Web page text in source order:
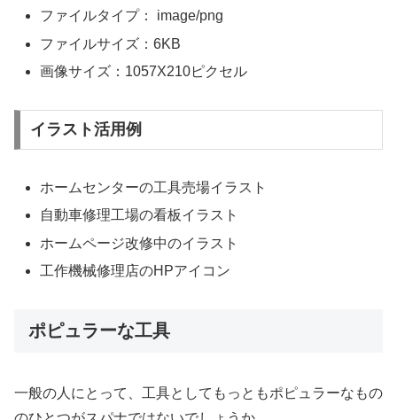
ファイルタイプ： image/png
ファイルサイズ：6KB
画像サイズ：1057X210ピクセル
イラスト活用例
ホームセンターの工具売場イラスト
自動車修理工場の看板イラスト
ホームページ改修中のイラスト
工作機械修理店のHPアイコン
ポピュラーな工具
一般の人にとって、工具としてもっともポピュラーなもの